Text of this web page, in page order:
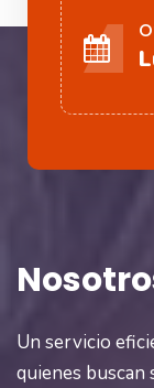
Un servicio
quienes